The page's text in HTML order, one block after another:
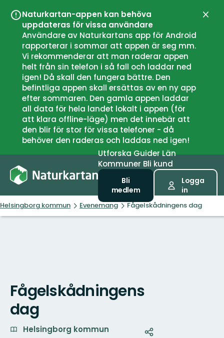
Naturkartan-appen kan behöva
uppdateras för vissa användare
Användare av Naturkartans app för Android
rapporterar i sommar att appen är seg mm.
Vi rekommenderar att man raderar appen
helt från sin telefon i så fall och laddar ned
igen! Då skall den fungera bättre. Den
befintliga appen skall ersättas av en ny app
efter sommaren. Den gamla appen laddar
all data för hela landet lokalt i appen (för
att klara offline-läge) men det innebär att
den blir för stor för vissa telefoner - då
behöver den raderas och laddas ned igen!
UtforskaGuiderLän
Kommuner Bli kund
Bli
medlem
Logga
in
Helsingborg kommun Evenemang Fågelskådningens dag
Fågelskådningens
dag
Helsingborg kommun